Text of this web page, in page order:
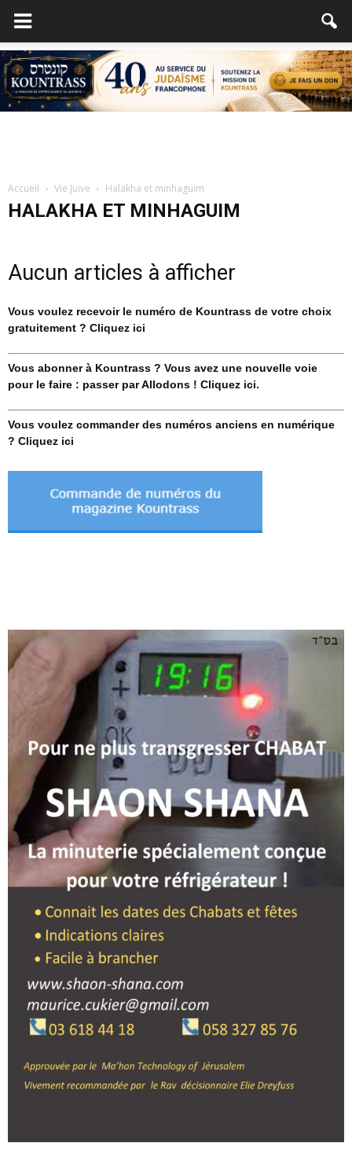
Accueil Vie Juive Halakha et minhaguim
HALAKHA ET MINHAGUIM
Aucun articles à afficher
Vous voulez recevoir le numéro de Kountrass de votre choix
gratuitement ? Cliquez ici
Vous abonner à Kountrass ? Vous avez une nouvelle voie
pour le faire : passer par Allodons ! Cliquez ici.
Vous voulez commander des numéros anciens en numérique
? Cliquez ici